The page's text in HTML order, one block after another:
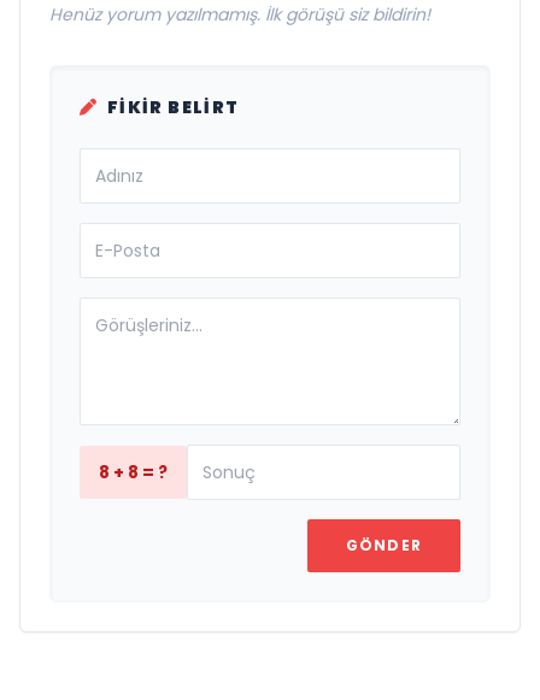
Henüz yorum yazılmamış. İlk görüşü siz bildirin!
FIKIR BELIRT
8 + 8 = ?
GÖNDER